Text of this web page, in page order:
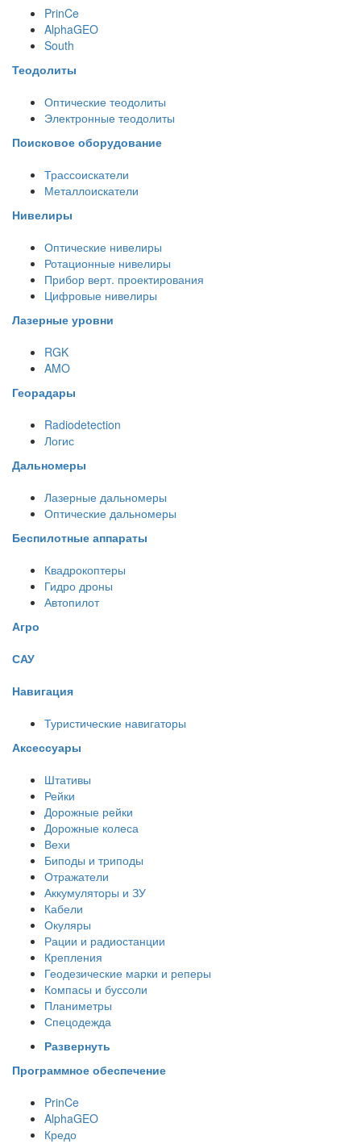
PrinCe
AlphaGEO
South
Теодолиты
Оптические теодолиты
Электронные теодолиты
Поисковое оборудование
Трассоискатели
Металлоискатели
Нивелиры
Оптические нивелиры
Ротационные нивелиры
Прибор верт. проектирования
Цифровые нивелиры
Лазерные уровни
RGK
AMO
Георадары
Radiodetection
Логис
Дальномеры
Лазерные дальномеры
Оптические дальномеры
Беспилотные аппараты
Квадрокоптеры
Гидро дроны
Автопилот
Агро
САУ
Навигация
Туристические навигаторы
Аксессуары
Штативы
Рейки
Дорожные рейки
Дорожные колеса
Вехи
Биподы и триподы
Отражатели
Аккумуляторы и ЗУ
Кабели
Окуляры
Рации и радиостанции
Крепления
Геодезические марки и реперы
Компасы и буссоли
Планиметры
Спецодежда
Развернуть
Программное обеспечение
PrinCe
AlphaGEO
Кредо